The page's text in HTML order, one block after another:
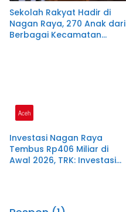
Sekolah Rakyat Hadir di
Nagan Raya, 270 Anak dari
Berbagai Kecamatan
Aceh
Investasi Nagan Raya
Tembus Rp406 Miliar di
Awal 2026, TRK: Investasi